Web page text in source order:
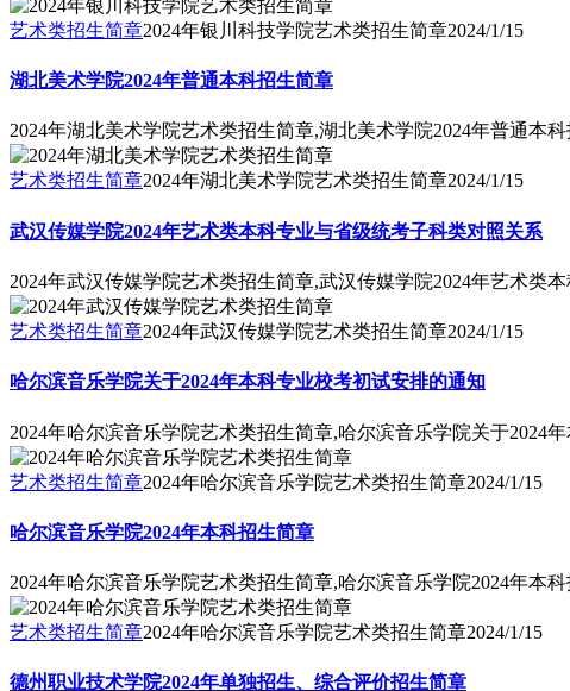
艺术类招生简章2024年银川科技学院艺术类招生简章2024/1/15
湖北美术学院2024年普通本科招生简章
2024年湖北美术学院艺术类招生简章,湖北美术学院2024年普通本
艺术类招生简章2024年湖北美术学院艺术类招生简章2024/1/15
武汉传媒学院2024年艺术类本科专业与省级统考子科类对照关系
2024年武汉传媒学院艺术类招生简章,武汉传媒学院2024年艺术类
艺术类招生简章2024年武汉传媒学院艺术类招生简章2024/1/15
哈尔滨音乐学院关于2024年本科专业校考初试安排的通知
2024年哈尔滨音乐学院艺术类招生简章,哈尔滨音乐学院关于2024
艺术类招生简章2024年哈尔滨音乐学院艺术类招生简章2024/1/15
哈尔滨音乐学院2024年本科招生简章
2024年哈尔滨音乐学院艺术类招生简章,哈尔滨音乐学院2024年本
艺术类招生简章2024年哈尔滨音乐学院艺术类招生简章2024/1/15
德州职业技术学院2024年单独招生、综合评价招生简章